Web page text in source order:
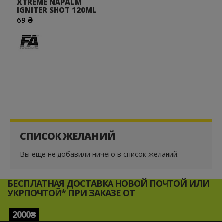
XTREME NAPALM
IGNITER SHOT 120ML
69 ₴
СПИСОК ЖЕЛАНИЙ
Вы ещё не добавили ничего в список желаний.
БЕСПЛАТНАЯ ДОСТАВКА НОВОЙ ПОЧТОЙ ИЛИ
УКРПОЧТОЙ* ПРИ ЗАКАЗЕ ОТ
2000₴